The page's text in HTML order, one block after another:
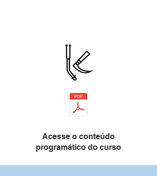
Acesse o conteúdo
programático do curso